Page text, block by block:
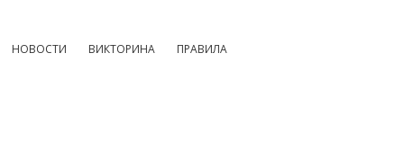
НОВОСТИ ВИКТОРИНА ПРАВИЛА